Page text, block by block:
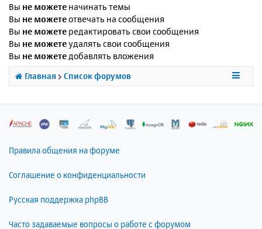
Вы не можете начинать темы
Вы не можетеотвечать на сообщения
Вы не можете редактировать свои сообщения
Вы не можетеудалять свои сообщения
Вы не можете добавлять вложения
Главная Список форумов
Правила общения на форуме
Соглашение о конфиденциальности
Русская поддержка phpBB
Часто задаваемые вопросы о работе с форумом